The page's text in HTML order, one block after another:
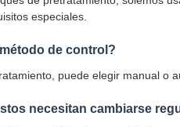
especiales.
de control?
puede elegir manual o
necesitan cambiarse